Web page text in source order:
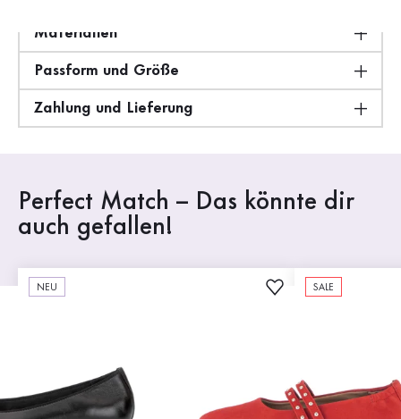
Materialien
Passform und Größe
Zahlung und Lieferung
Perfect Match – Das könnte dir
auch gefallen!
NEU SALE